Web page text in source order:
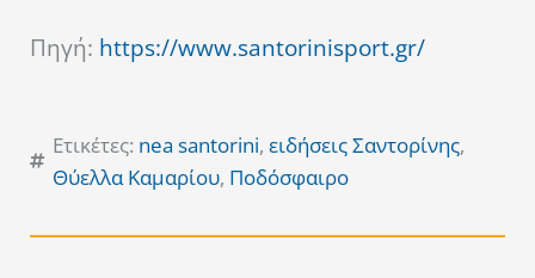
Πηγή: https://www.santorinisport.gr/
Ετικέτες: nea santorini, ειδήσεις Σαντορίνης,
Θύελλα Καμαρίου, Ποδόσφαιρο